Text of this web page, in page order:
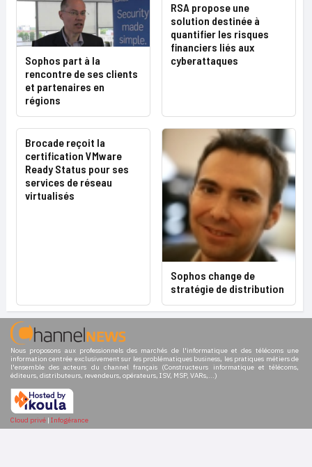
Sophos part à la
rencontre de ses clients
et partenaires en
régions
RSA propose une
solution destinée à
quantifier les risques
financiers liés aux
cyberattaques
Brocade reçoit la
certification VMware
Ready Status pour ses
services de réseau
virtualisés
Sophos change de
stratégie de distribution
Nous proposons aux professionnels des marchés de l'informatique et des télécoms une
information centrée exclusivement sur les problématiques business, les pratiques métiers de
l'ensemble des acteurs du channel français (Constructeurs informatique et télécoms,
éditeurs, distributeurs, revendeurs, opérateurs, ISV, MSP, VARs,...)
Cloud privé | Infogérance